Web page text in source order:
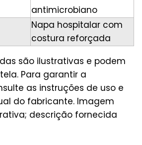
antimicrobiano
Napa hospitalar com
costura reforçada
são ilustrativas e podem
Para garantir a
as instruções de uso e
do fabricante. Imagem
descrição fornecida